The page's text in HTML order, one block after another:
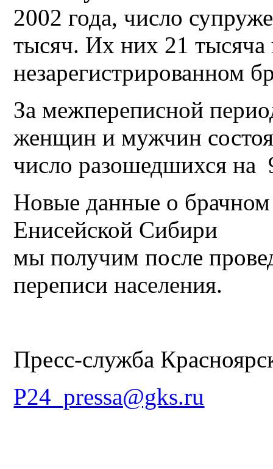
2002 года, число
тысяч. Их них 21 тысяча
незарегистрированном
За межпереписной
женщин и мужчин
число разошедшихся на
Новые данные о
Енисейской Сибири
мы получим после
переписи населения.
Пресс-служба
P24_pressa@gks.ru